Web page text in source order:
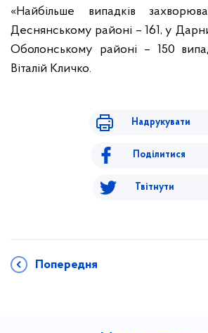
«Найбільше випадків
Деснянському районі – 161, у
Оболонському районі – 150
Віталій Кличко.
Надрукувати
Поділитися
Твітнути
Попередня